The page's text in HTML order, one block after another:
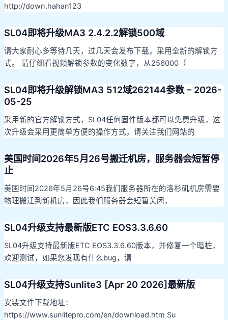
http://down.hahan123
SL04即将升级MA3 2.4.2.2解锁500域
请大家耐心多等待几天，过几天会发布下载，采用全新的解锁方
式。 请仔细看视频解锁参数的变化数字，从256000（
SL04即将升级解锁MA3 512域262144参数 – 2026-
05-25
采用新的官方解锁方式，SL04任何固件版本都可以免费升级，这
次升级会采用更简单方便的操作方式，请关注我们网站的
美国时间2026年5月26号搬迁机房，服务器会短暂停
止
美国时间2026年5月26号6:45我们服务器所在的洛杉矶机房需要
物理搬迁到新机房，因此我们服务器会短暂关闭，
SL04升级支持最新版ETC EOS3.3.6.60
SL04升级支持最新版ETC EOS3.3.6.60版本，并修复一个暗桩，
欢迎测试，如果您发现有什么bug，请
SL04升级支持Sunlite3 [Apr 20 2026]最新版
安装文件下载地址：
https://www.sunlitepro.com/en/download.htm Su